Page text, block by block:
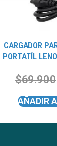
CARGADOR
PORTATÍL
$69.900
AÑADIR